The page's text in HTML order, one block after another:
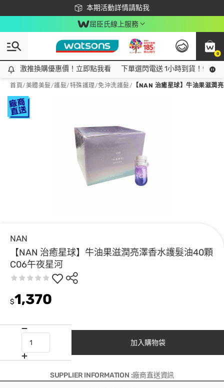
本期活動詳情請點我
下載app最高回饋$350
屈臣氏線上服務
0
激推換購優惠價！立即點我看
激推換購優惠價！立即點我看 下單選閃電送 1小時到貨！領神
首頁/美體美髮/護髮/特殊護理/免沖洗護髮/ 【NAN 治癒星球】牛油果滋潤
NAN
【NAN 治癒星球】牛油果滋潤亮澤香水護髮油40顆
C06午夜星河
$1,370
加入購物袋
SUPPLIER INFORMATION :廠商直送資訊